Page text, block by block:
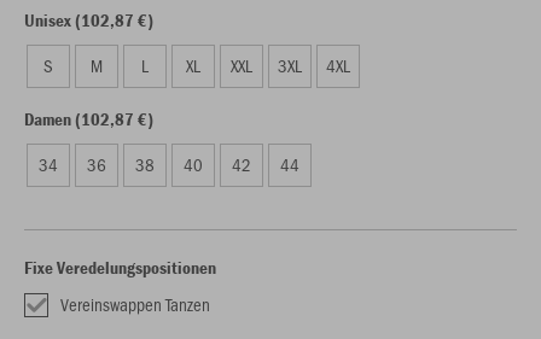
Unisex (102,87 €)
S M L XL XXL 3XL 4XL
Damen (102,87 €)
34 36 38 40 42 44
Fixe Veredelungspositionen
Vereinswappen Tanzen